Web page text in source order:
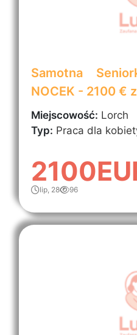
Samotna
NOCEK - 2100 €
Miejscowość: Lorch
Typ: Praca dla
lip, 28 96